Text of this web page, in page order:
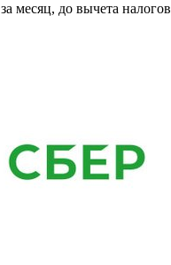
за месяц, до вычета налогов